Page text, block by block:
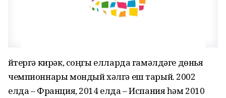
Әйтергә кирәк, соңгы елларда гамәлдәге дөнья
чемпионнары мондый хәлгә еш тарый. 2002
елда – Франция, 2014 елда – Испания һәм 2010